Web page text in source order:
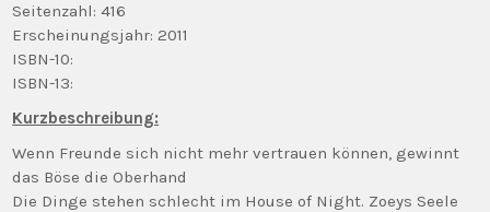
Seitenzahl: 416
Erscheinungsjahr: 2011
ISBN-10:
ISBN-13:
Kurzbeschreibung:
Wenn Freunde sich nicht mehr vertrauen können, gewinnt
das Böse die Oberhand
Die Dinge stehen schlecht im House of Night. Zoeys Seele